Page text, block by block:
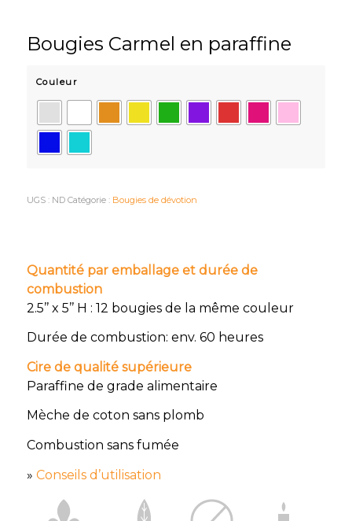
Bougies Carmel en paraffine
Couleur
UGS : ND Catégorie : Bougies de dévotion
Quantité par emballage et durée de
combustion
2.5’’ x 5’’ H : 12 bougies de la même couleur
Durée de combustion: env. 60 heures
Cire de qualité supérieure
Paraffine de grade alimentaire
Mèche de coton sans plomb
Combustion sans fumée
» Conseils d’utilisation